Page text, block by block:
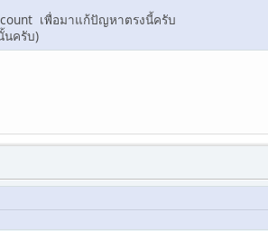
เพื่อมาแก้ปัญหาตรงนี้ครับ
นครับ)